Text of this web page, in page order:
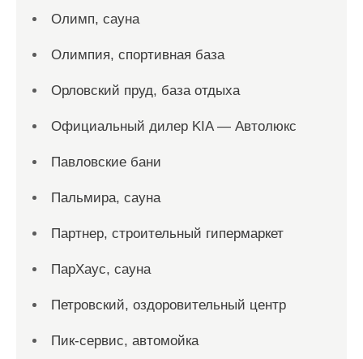
Олимп, сауна
Олимпия, спортивная база
Орловский пруд, база отдыха
Официальный дилер KIA — Автолюкс
Павловские бани
Пальмира, сауна
Партнер, строительный гипермаркет
ПарХаус, сауна
Петровский, оздоровительный центр
Пик-сервис, автомойка